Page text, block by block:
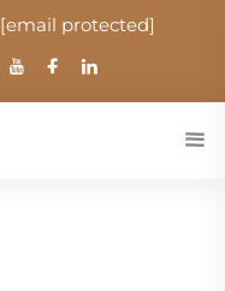
[email protected]